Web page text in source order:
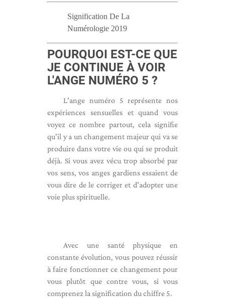
Signification De La
Numérologie 2019
POURQUOI EST-CE QUE
JE CONTINUE À VOIR
L'ANGE NUMÉRO 5 ?
L'ange numéro 5 représente nos
expériences sensuelles et quand vous
voyez ce nombre partout, cela signifie
qu'il y a un changement majeur qui va se
produire dans votre vie ou qui se produit
déjà. Si vous avez vécu trop absorbé par
vos sens, vos anges gardiens essaient de
vous dire de le corriger et d'adopter une
voie plus spirituelle.
Avec une santé physique en
constante évolution, vous pouvez réussir
à faire fonctionner ce changement pour
vous plutôt que contre vous, si vous
comprenez la signification du chiffre 5.